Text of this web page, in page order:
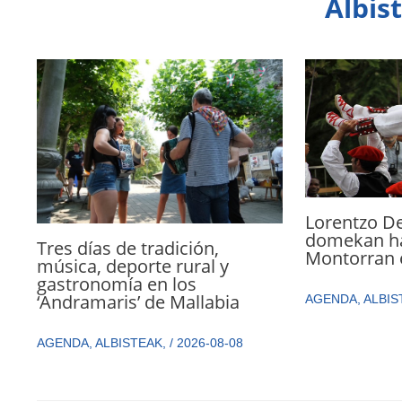
Tres días de tradición,
música, deporte rural y
gastronomía en los
‘Andramaris’ de Mallabia
AGENDA, ALBISTEAK, / 2026-08-08
Lorentzo
domekan
Montorran
AGENDA ,